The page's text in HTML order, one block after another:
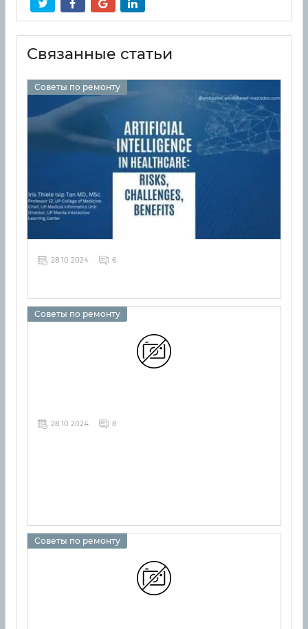
Связанные статьи
Советы по ремонту
28 10 2024 6
Советы по ремонту
28 10 2024 8
Советы по ремонту